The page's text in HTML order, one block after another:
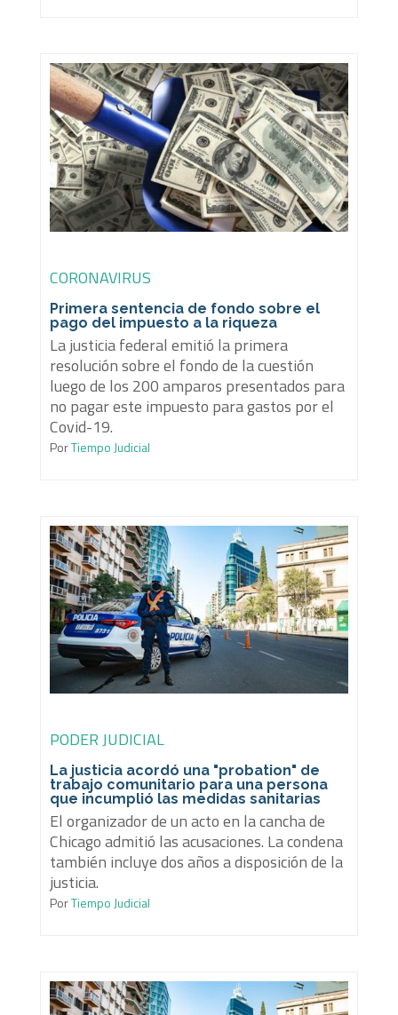
CORONAVIRUS
Primera sentencia de fondo sobre el
pago del impuesto a la riqueza
La justicia federal emitió la primera
resolución sobre el fondo de la cuestión
luego de los 200 amparos presentados para
no pagar este impuesto para gastos por el
Covid-19.
PorTiempo Judicial
PODER JUDICIAL
La justicia acordó una "probation" de
trabajo comunitario para una persona
que incumplió las medidas sanitarias
El organizador de un acto en la cancha de
Chicago admitió las acusaciones. La condena
también incluye dos años a disposición de la
justicia.
PorTiempo Judicial